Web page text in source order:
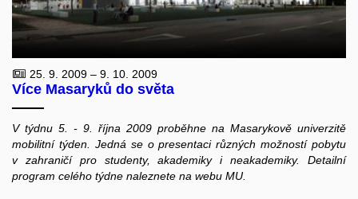
25. 9. 2009 – 9. 10. 2009
Více Masaryků do světa
V týdnu 5. - 9. října 2009 proběhne na Masarykově univerzitě
mobilitní týden. Jedná se o presentaci různých možností pobytu
v zahraničí pro studenty, akademiky i neakademiky. Detailní
program celého týdne naleznete na webu MU.